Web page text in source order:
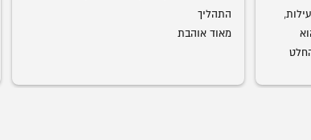
מוצרים ברמת גימור מדהימה. עכשיו הוא
התחיל להביא חדרי ילדים גם אנחנו בהחלט
התהליך
מאוד אוהבת